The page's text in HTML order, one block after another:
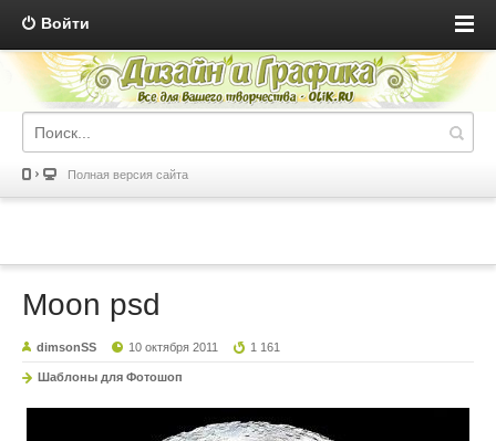
Войти
Полная версия сайта
Moon psd
dimsonSS 10 октября 2011 1 161
Шаблоны для Фотошоп